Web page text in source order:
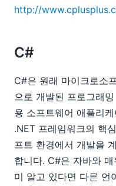
http://
C#
C#은 원래 마이크로소
으로 개발된 프로그래
용 소프트웨어 애플리
.NET 프레임워크의 핵
프트 환경에서 개발을
합니다. C#은 자바와
미 알고 있다면 다른 언